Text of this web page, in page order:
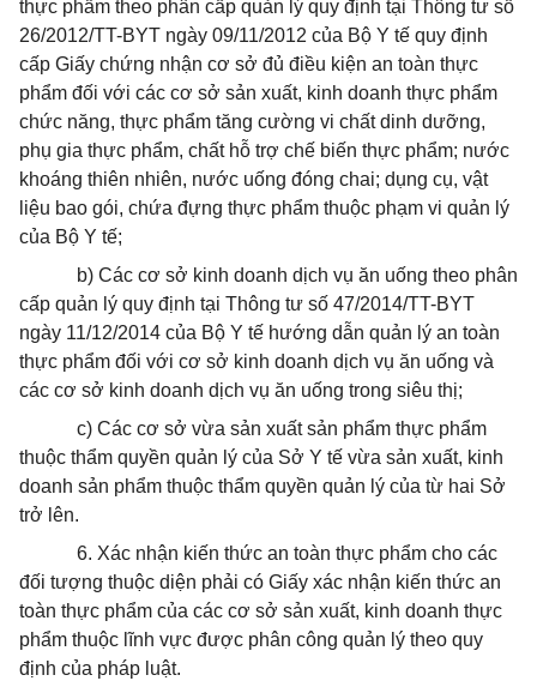
thực phẩm theo phân cấp quản lý quy định tại Thông tư số
26/2012/TT-BYT ngày 09/11/2012 của Bộ Y tế quy định
cấp Giấy chứng nhận cơ sở đủ điều kiện an toàn thực
phẩm đối với các cơ sở sản xuất, kinh doanh thực phẩm
chức năng, thực phẩm tăng cường vi chất dinh dưỡng,
phụ gia thực phẩm, chất hỗ trợ chế biến thực phẩm; nước
khoáng thiên nhiên, nước uống đóng chai; dụng cụ, vật
liệu bao gói, chứa đựng thực phẩm thuộc phạm vi quản lý
của Bộ Y tế;
b) Các cơ sở kinh doanh dịch vụ ăn uống theo phân
cấp quản lý quy định tại Thông tư số 47/2014/TT-BYT
ngày 11/12/2014 của Bộ Y tế hướng dẫn quản lý an toàn
thực phẩm đối với cơ sở kinh doanh dịch vụ ăn uống và
các cơ sở kinh doanh dịch vụ ăn uống trong siêu thị;
c) Các cơ sở vừa sản xuất sản phẩm thực phẩm
thuộc thẩm quyền quản lý của Sở Y tế vừa sản xuất, kinh
doanh sản phẩm thuộc thẩm quyền quản lý của từ hai Sở
trở lên.
6. Xác nhận kiến thức an toàn thực phẩm cho các
đối tượng thuộc diện phải có Giấy xác nhận kiến thức an
toàn thực phẩm của các cơ sở sản xuất, kinh doanh thực
phẩm thuộc lĩnh vực được phân công quản lý theo quy
định của pháp luật.